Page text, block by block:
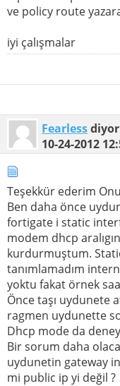
ve policy route
iyi çalışmalar
Fearless
10-24-2012
Teşekkür ederim
Ben daha önce
fortigate i static
modem dhcp
kurdurmuştum.
tanımlamadım
yoktu fakat örnek
Önce taşı uydunete
ragmen uydunette
Dhcp mode da
Bir sorum daha
uydunetin gateway
mi public ip yi değil ?